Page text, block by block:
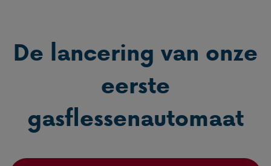
De lancering van onze
eerste
gasflessenautomaat